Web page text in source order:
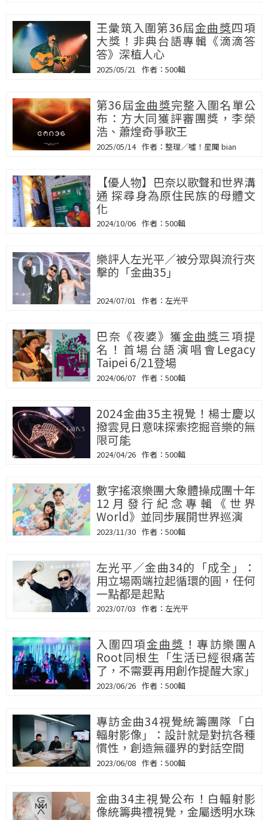
王彙筑入圍第36屆金曲獎四項
大獎！非典台語專輯《滴滴答
答》深植人心
2025/05/21 500輯
第36屆金曲獎完整入圍名單公
布：方大同獲評審團獎，李榮
浩、蕭煌奇爭歌王
2025/05/14 整理／噓！星聞 bian
【優人物】巴奈以歌聲和世界溝
通 探尋身為原住民族的母體文
化
2024/10/06 500輯
樂評人左光平／被分眾與流行夾
擊的「金曲35」
2024/07/01 左光平
巴奈《夜婆》獲金曲獎三項提
名！首場台語演唱會Legacy
Taipei 6/21登場
2024/06/07 500輯
2024金曲35主視覺！楊士慶以
撥雲見日意味探索挖掘音樂的無
限可能
2024/04/26 500輯
數字搖滾樂團大象體操成團十年
12月發行紀念專輯《世界
World》並同步展開世界巡演
2023/11/30 500輯
左光平／金曲34的「成全」：
用立場兩端拉起循環的圓，任何
一點都是起點
2023/07/03 左光平
入圍四項金曲獎 ！專訪樂團A
Root同根生「生活已經很痛苦
了，不需要再用創作提醒大家」
2023/06/26 500輯
專訪金曲34視覺統籌團隊「白
輻射影像」：設計就是對抗各種
慣性，創造無疆界的對話空間
2023/06/08 500輯
金曲34主視覺公布！白輻射影
像統籌典禮視覺，金屬透明水珠